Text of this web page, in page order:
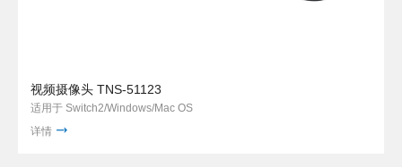
视频摄像头 TNS-51123
适用于 Switch2/Windows/Mac OS
详情